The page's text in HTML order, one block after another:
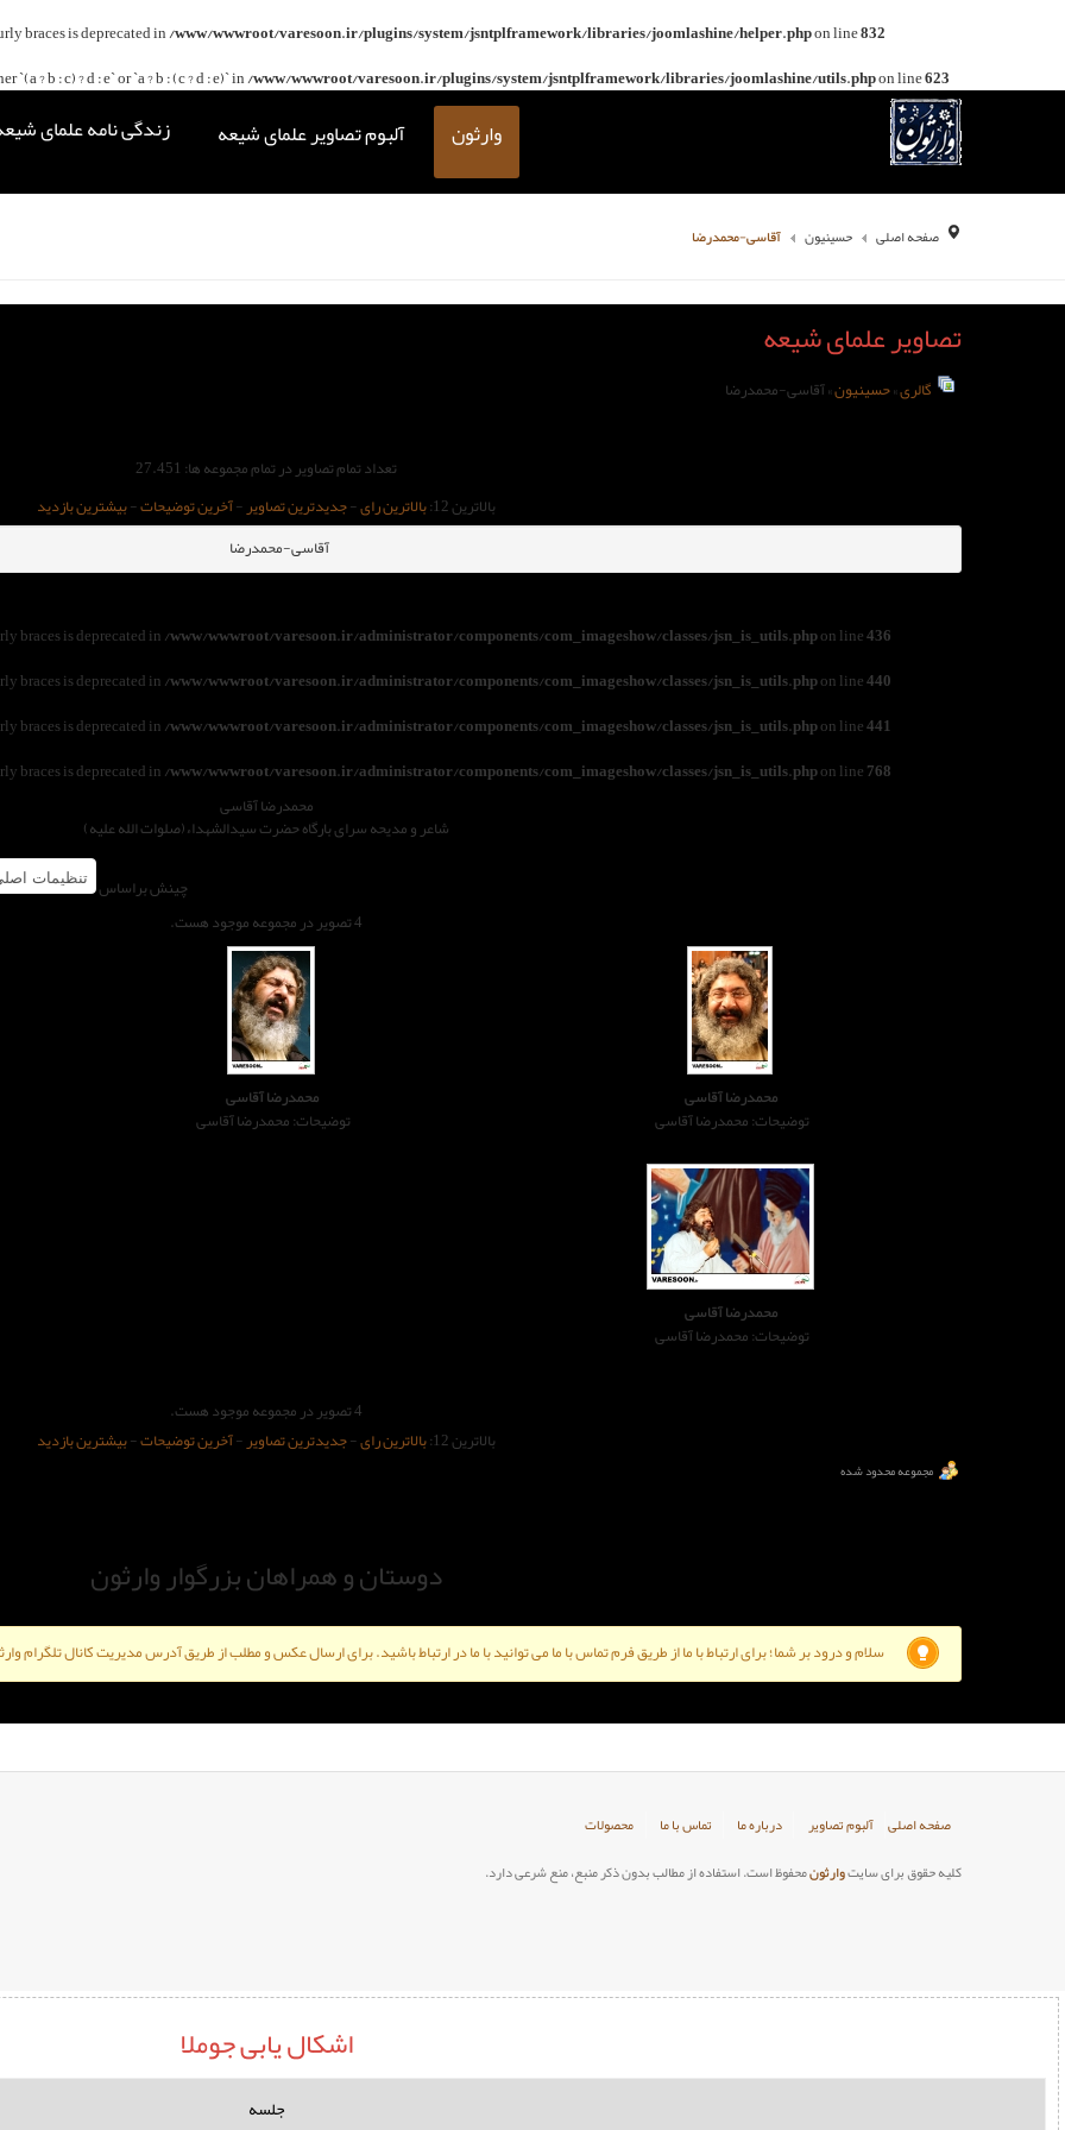
braces is deprecated in/www/wwwroot/varesoon.ir/plugins/system/jsntplframework/libraries/joomlashine/helper.phpon line832
? b : c) ? d : e` or `a ? b : (c ? d : e)` in/www/wwwroot/varesoon.ir/plugins/system/jsntplframework/libraries/joomlashine/utils.phpon line623
وارثون آلبوم تصاویر علمای شیعه زندگی نامه علمای
صفحه اصلی حسینیون آقاسی-محمدرضا
تصاویر علمای شیعه
گالری»حسینیون» آقاسی-محمدرضا
تعداد تمام تصاویر در تمام مجموعه ها: 27.451
بالاترین 12:
بالاترین رای-جدیدترین تصاویر-آخرین توضیحات-بیشترین بازدید
آقاسی-محمدرضا
braces is deprecated in/www/wwwroot/varesoon.ir/administrator/components/com_imageshow/classes/jsn_is_utils.phpon line436
braces is deprecated in/www/wwwroot/varesoon.ir/administrator/components/com_imageshow/classes/jsn_is_utils.phpon line440
braces is deprecated in/www/wwwroot/varesoon.ir/administrator/components/com_imageshow/classes/jsn_is_utils.phpon line441
braces is deprecated in/www/wwwroot/varesoon.ir/administrator/components/com_imageshow/classes/jsn_is_utils.phpon line768
محمدرضا آقاسی
شاعر و مدیحه سرای بارگاه حضرت سیدالشهداء(صلوات الله علیه)
چینش براساس
4 تصویر در مجموعه موجود هست.
محمدرضا آقاسی
توضیحات: محمدرضا آقاسی
محمدرضا آقاسی
توضیحات: محمدرضا آقاسی
محمدرضا آقاسی
توضیحات: محمدرضا آقاسی
4 تصویر در مجموعه موجود هست.
بالاترین 12:
بالاترین رای-جدیدترین تصاویر-آخرین توضیحات-بیشترین بازدید
مجموعه محدود شده
دوستان و همراهان بزرگوار وارثون
سلام و درود بر شما؛ برای ارتباط با ما از طریق فرم تماس با ما می توانید با ما در ارتباط باشید. برای ارسال عکس و مطلب از طریق آدرس مدیریت کانال تلگرام
صفحه اصلی آلبوم تصاویر درباره ما تماس با ما
محصولات
کلیه حقوق برای سایتوارثونمحفوظ است. استفاده از مطالب بدون ذکر منبع، منع شرعی دارد.
اشکال یابی جوملا
جلسه